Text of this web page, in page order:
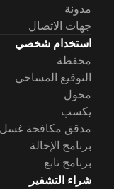
مدونة
جهات الاتصال
استخدام شخصي
محفظة
التوقيع المساحي
محول
يكسب
مدقق مكافحة غسل
برنامج الإحالة
برنامج تابع
شراء التشفير